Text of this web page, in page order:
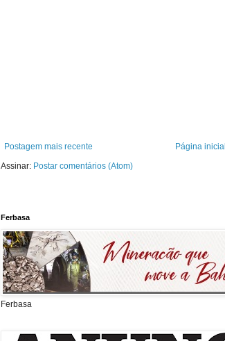
Postagem mais recente
Página inicial
Assinar: Postar comentários (Atom)
Ferbasa
Ferbasa